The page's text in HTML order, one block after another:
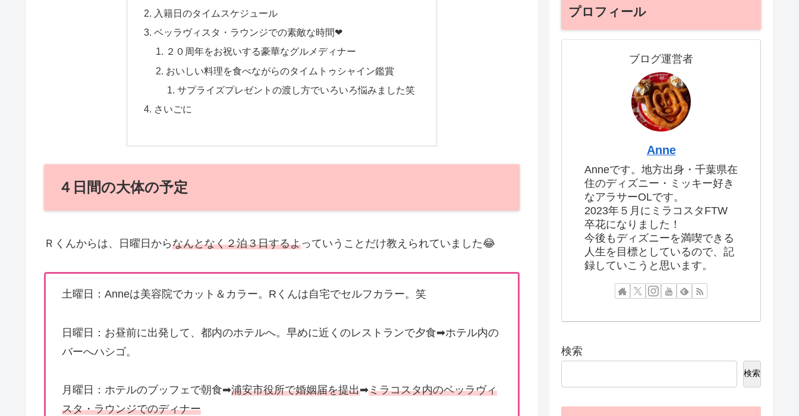
入籍日のタイムスケジュール
ベッラヴィスタ・ラウンジでの素敵な時間❤
２０周年をお祝いする豪華なグルメディナー
おいしい料理を食べながらのタイムトゥシャイン鑑賞
サプライズプレゼントの渡し方でいろいろ悩みました笑
さいごに
４日間の大体の予定
Ｒくんからは、日曜日からなんとなく２泊３日するよっていうことだけ教えられていました😂
土曜日：Anneは美容院でカット＆カラー。Rくんは自宅でセルフカラー。笑
日曜日：お昼前に出発して、都内のホテルへ。早めに近くのレストランで夕食➡ホテル内の
バーへハシゴ。
月曜日：ホテルのブッフェで朝食➡浦安市役所で婚姻届を提出➡ミラコスタ内のベッラヴィ
スタ・ラウンジでのディナー
プロフィール
ブログ運営者
Anne
Anneです。地方出身・千葉県在
住のディズニー・ミッキー好き
なアラサーOLです。
2023年５月にミラコスタFTW
卒花になりました！
今後もディズニーを満喫できる
人生を目標としているので、記
録していこうと思います。
検索
検索